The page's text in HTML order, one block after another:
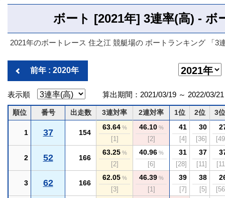
ボート [2021年] 3連率(高) - ボ
2021年のボートレース 住之江 競艇場の ボートランキング 「3
前年 : 2020年
表示順 算出期間：2021/03/19 ～ 2022/03/21
順位 番号 出走数 3連対率 2連対率 1位 2位 3位
1 37 154
63.64%
[1]
46.10%
[2]
41
[4]
30
[36]
2 52 166
63.25%
[2]
40.96%
[6]
31
[28]
37
[11]
3 62 166
62.05%
[3]
46.39%
[1]
39
[7]
38
[5]